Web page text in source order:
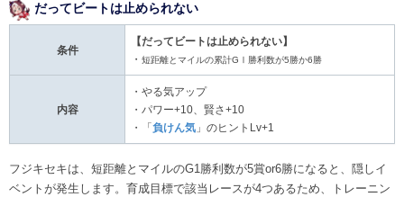
だってビートは止められない
条件
【だってビートは止められない】
・ 短距離とマイルの累計GⅠ勝利数が5勝か6勝
内容
・やる気アップ
・パワー+10、賢さ+10
・「 負けん気 」のヒントLv+1
フジキセキは、短距離とマイルのG1勝利数が5賞or6勝になると、隠しイ
ベントが発生します。育成目標で該当レースが4つあるため、トレーニン